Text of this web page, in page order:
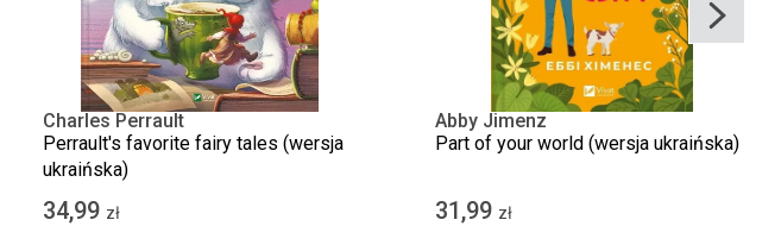
Charles Perrault
Perrault's favorite fairy tales (wersja
ukraińska)
34,99 zł
Abby Jimenz
Part of your world (wersja ukraińska)
31,99 zł